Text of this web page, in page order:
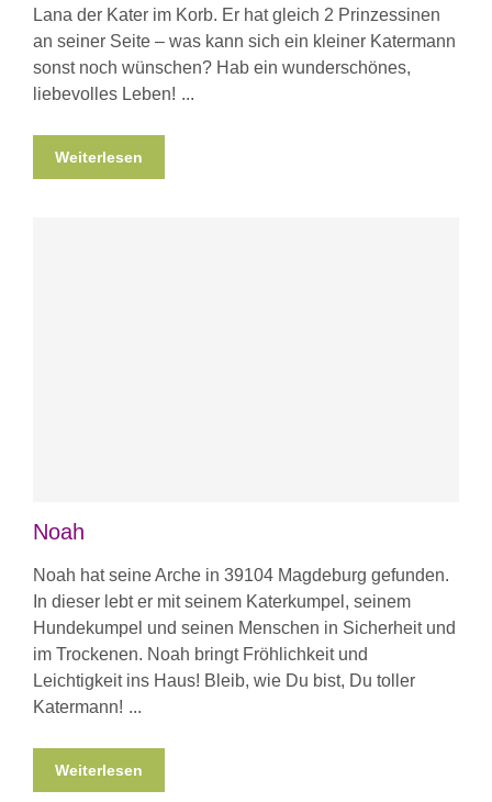
Lana der Kater im Korb. Er hat gleich 2 Prinzessinen
an seiner Seite – was kann sich ein kleiner Katermann
sonst noch wünschen? Hab ein wunderschönes,
liebevolles Leben!
Weiterlesen
Noah
Noah hat seine Arche in 39104 Magdeburg gefunden.
In dieser lebt er mit seinem Katerkumpel, seinem
Hundekumpel und seinen Menschen in Sicherheit und
im Trockenen. Noah bringt Fröhlichkeit und
Leichtigkeit ins Haus! Bleib, wie Du bist, Du toller
Katermann!
Weiterlesen